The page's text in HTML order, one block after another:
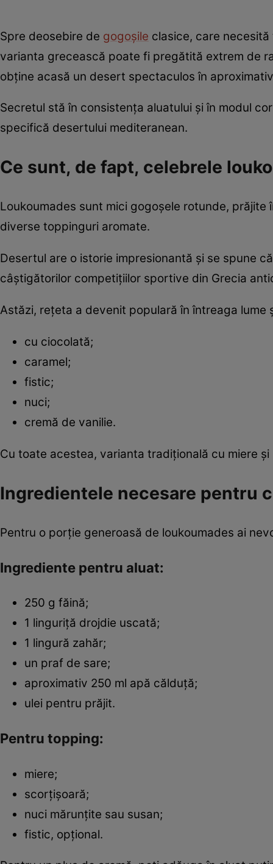
Spre deosebire de gogoșile clasice, care
varianta grecească poate fi pregătită extrem de
obține acasă un desert spectaculos în
Secretul stă în consistența aluatului și în modul
specifică desertului mediteranean.
Ce sunt, de fapt, celebrele
Loukoumades sunt mici gogoșele rotunde,
diverse toppinguri aromate.
Desertul are o istorie impresionantă și se spune
câștigătorilor competițiilor sportive din Grecia
Astăzi, rețeta a devenit populară în întreaga lume
cu ciocolată;
caramel;
fistic;
nuci;
cremă de vanilie.
Cu toate acestea, varianta tradițională cu miere
Ingredientele necesare pentru
Pentru o porție generoasă de loukoumades ai
Ingrediente pentru aluat:
250 g făină;
1 linguriță drojdie uscată;
1 lingură zahăr;
un praf de sare;
aproximativ 250 ml apă călduță;
ulei pentru prăjit.
Pentru topping:
miere;
scorțișoară;
nuci mărunțite sau susan;
fistic, opțional.